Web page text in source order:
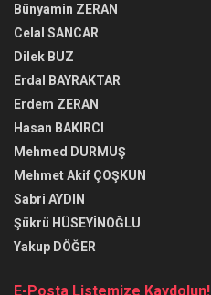
Bünyamin ZERAN
Celal SANCAR
Dilek BUZ
Erdal BAYRAKTAR
Erdem ZERAN
Hasan BAKIRCI
Mehmed DURMUŞ
Mehmet Akif ÇOŞKUN
Sabri AYDIN
Şükrü HÜSEYİNOĞLU
Yakup DÖĞER
E-Posta Listemize Kaydolun!